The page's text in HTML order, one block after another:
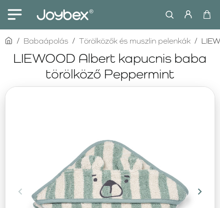
LIEWOOD Albert kapucnis baba
törölköző Peppermint
homeBabaápolás Törölközők és muszlin pelenkák